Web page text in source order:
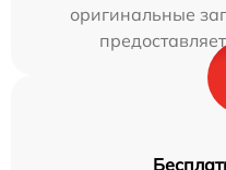
оригинальные